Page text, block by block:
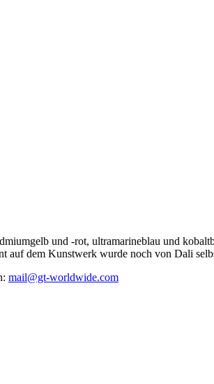
und -rot, ultramarineblau und
auf dem Kunstwerk wurde noch von Dali
mail@gt-worldwide.com